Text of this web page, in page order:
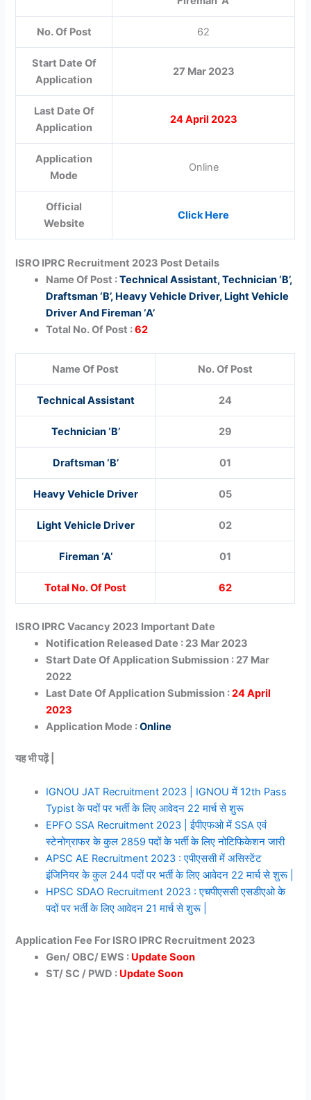
No. Of Post 62
Start Date Of
Application
27 Mar 2023
Last Date Of
Application
24 April 2023
Application
Mode
Online
Official
Website
Click Here
ISRO IPRC Recruitment 2023 Post Details
Name Of Post :Technical Assistant, Technician ‘B’,
Draftsman ‘B’, Heavy Vehicle Driver, Light Vehicle
Driver And Fireman ‘A’
Total No. Of Post :62
Name Of Post No. Of Post
Technical Assistant 24
Technician ‘B’ 29
Draftsman ‘B’ 01
Heavy Vehicle Driver 05
Light Vehicle Driver 02
Fireman ‘A’ 01
Total No. Of Post 62
ISRO IPRC Vacancy 2023 Important Date
Notification Released Date : 23 Mar 2023
Start Date Of Application Submission : 27 Mar
2022
Last Date Of Application Submission :24 April
2023
Application Mode :Online
यह भी पढ़ें |
IGNOU JAT Recruitment 2023 | IGNOU में 12th Pass
Typist के पदों पर भर्ती के लिए आवेदन 22 मार्च से शुरू
EPFO SSA Recruitment 2023 | ईपीएफओ में SSA एवं
स्टेनोग्राफर के कुल 2859 पदों के भर्ती के लिए नोटिफिकेशन जारी
APSC AE Recruitment 2023 : एपीएससी में असिस्टेंट
इंजिनियर के कुल 244 पदों पर भर्ती के लिए आवेदन 22 मार्च से शुरू |
HPSC SDAO Recruitment 2023 : एचपीएससी एसडीएओ के
पदों पर भर्ती के लिए आवेदन 21 मार्च से शुरू |
Application Fee For ISRO IPRC Recruitment 2023
Gen/ OBC/ EWS : Update Soon
ST/ SC / PWD : Update Soon